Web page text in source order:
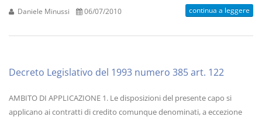
Daniele Minussi 06/07/2010 continua a leggere
Decreto Legislativo del 1993 numero 385 art. 122
AMBITO DI APPLICAZIONE 1. Le disposizioni del presente capo si
applicano ai contratti di credito comunque denominati, a eccezione